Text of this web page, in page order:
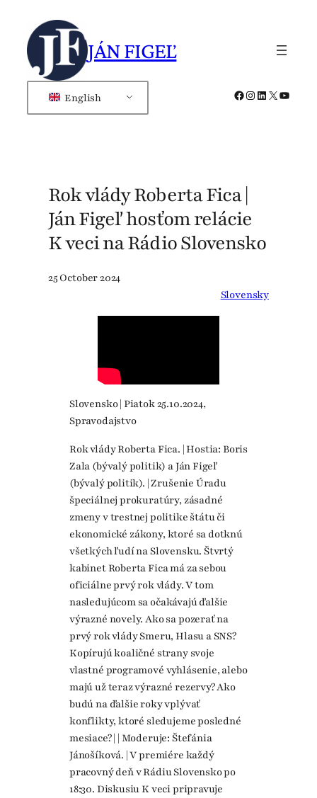
content
JÁN FIGEĽ
English Facebook
Instagram
LinkedIn
X
Rok vlády Roberta Fica |
Ján Figeľ hosťom relácie
K veci na Rádio Slovensko
25 October 2024
Slovensky
Slovensko | Piatok 25.10.2024,
Spravodajstvo
Rok vlády Roberta Fica. | Hostia: Boris
Zala (bývalý politik) a Ján Figeľ
(bývalý politik). | Zrušenie Úradu
špeciálnej prokuratúry, zásadné
zmeny v trestnej politike štátu či
ekonomické zákony, ktoré sa dotknú
všetkých ľudí na Slovensku. Štvrtý
kabinet Roberta Fica má za sebou
oficiálne prvý rok vlády. V tom
nasledujúcom sa očakávajú ďalšie
výrazné novely. Ako sa pozerať na
prvý rok vlády Smeru, Hlasu a SNS?
Kopírujú koaličné strany svoje
vlastné programové vyhlásenie, alebo
majú už teraz výrazné rezervy? Ako
budú na ďalšie roky vplývať
konflikty, ktoré sledujeme posledné
mesiace? | | Moderuje: Štefánia
Jánošíková. | V premiére každý
pracovný deň v Rádiu Slovensko po
18:30. Diskusiu K veci pripravuje